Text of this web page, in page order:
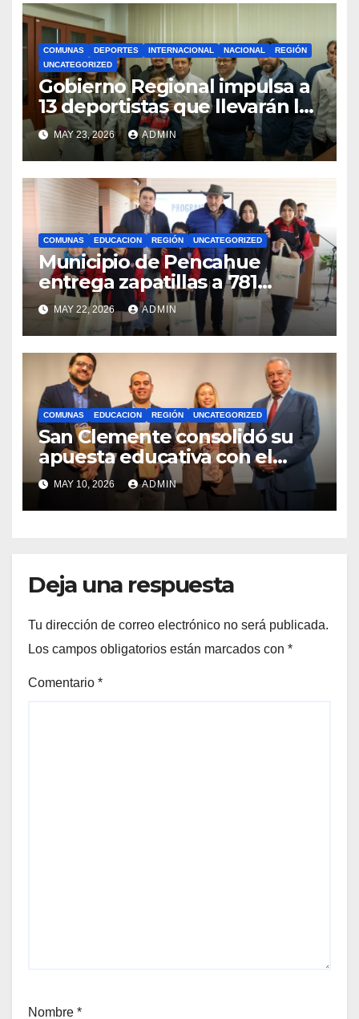
COMUNAS DEPORTES INTERNACIONAL NACIONAL
REGIÓN
UNCATEGORIZED
Gobierno Regional impulsa a
13 deportistas que llevarán la
bandera maulina a
competencias
internacionales
MAY 23, 2026 ADMIN
COMUNAS EDUCACION REGIÓN UNCATEGORIZED
Municipio de Pencahue
entrega zapatillas a 781
estudiantes con recursos del
Royalty Minero
MAY 22, 2026 ADMIN
COMUNAS EDUCACION REGIÓN UNCATEGORIZED
San Clemente consolidó su
apuesta educativa con el
lanzamiento del
Preuniversitario Brotes 2026
MAY 10, 2026 ADMIN
Deja una respuesta
Tu dirección de correo electrónico no será publicada.
Los campos obligatorios están marcados con *
Comentario *
Nombre *